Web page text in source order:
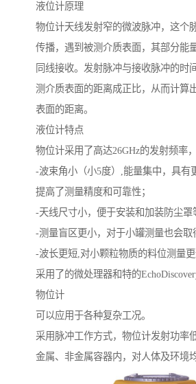
液位计原理
物位计天线发射窄的微波脉冲，这个
传播，遇到被测介质表面，其部分能
同线接收。发射脉冲与接收脉冲的时
测介质表面的距离成正比，从而计算
表面的距离。
液位计特点
物位计采用了高达26GHz的发射频率
-波束角小（小5度）,能量集中，具有
提高了测量精度和可靠性；
-天线尺寸小，便于安装和加装防尘罩
-测量盲区更小，对于小罐测量也会取
-波长更短,对小颗粒物质的料位测量更
采用了的微处理器和特的
物位计
可以应用于各种复杂工况。
采用脉冲工作方式，物位计发射功率
金属、非金属容器内，对人体及环境